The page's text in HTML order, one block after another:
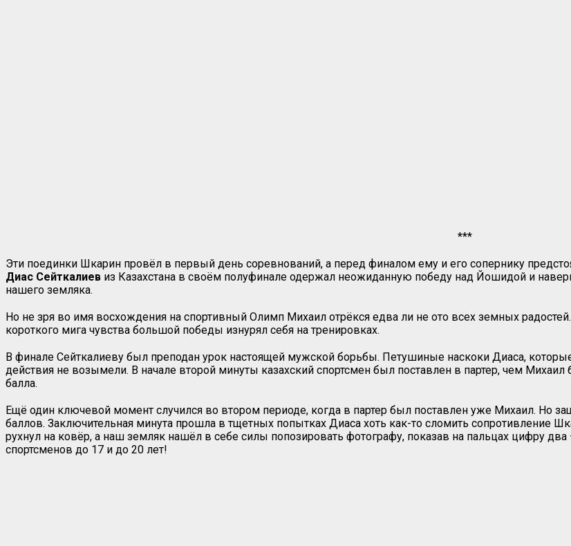
***
Эти поединки Шкарин провёл в первый день соревнований, а перед финалом ему и его сопернику
Диас Сейткалиев из Казахстана в своём полуфинале одержал неожиданную победу над Йошидой и
нашего земляка.
Но не зря во имя восхождения на спортивный Олимп Михаил отрёкся едва ли не ото всех земных
короткого мига чувства большой победы изнурял себя на тренировках.
В финале Сейткалиеву был преподан урок настоящей мужской борьбы. Петушиные наскоки Диаса,
действия не возымели. В начале второй минуты казахский спортсмен был поставлен в партер, чем Михаил
балла.
Ещё один ключевой момент случился во втором периоде, когда в партер был поставлен уже Михаил. Но
баллов. Заключительная минута прошла в тщетных попытках Диаса хоть как-то сломить сопротивление
рухнул на ковёр, а наш земляк нашёл в себе силы попозировать фотографу, показав на пальцах цифру
спортсменов до 17 и до 20 лет!